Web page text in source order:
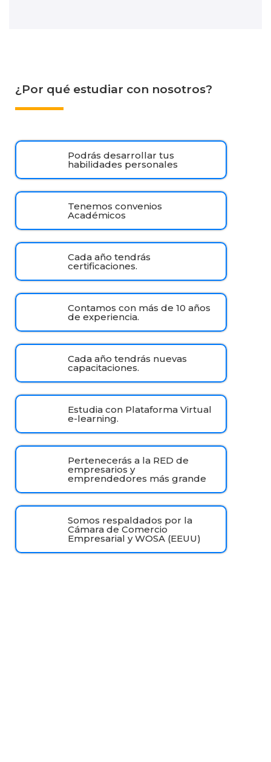
¿Por qué estudiar con nosotros?
Podrás desarrollar tus
habilidades personales
Tenemos convenios
Académicos
Cada año tendrás
certificaciones.
Contamos con más de 10 años
de experiencia.
Cada año tendrás nuevas
capacitaciones.
Estudia con Plataforma Virtual
e-learning.
Pertenecerás a la RED de
empresarios y
emprendedores más grande
Somos respaldados por la
Cámara de Comercio
Empresarial y WOSA (EEUU)